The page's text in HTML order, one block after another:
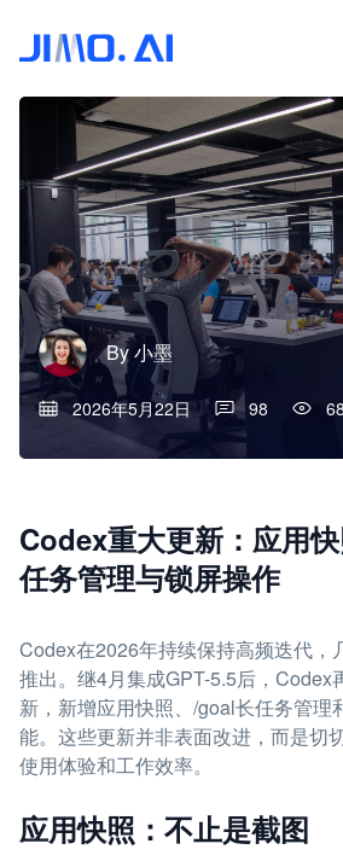
By小墨
2026年5月22日 98
Codex重大更新：应用
任务管理与锁屏操作
Codex在2026年持续保持高频迭代，
推出。继4月集成GPT-5.5后，Codex
新，新增应用快照、/goal长任务管理
能。这些更新并非表面改进，而是切
使用体验和工作效率。
应用快照：不止是截图